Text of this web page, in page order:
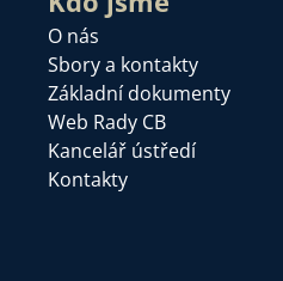
O nás
Sbory a kontakty
Základní dokumenty
Web Rady CB
Kancelář ústředí
Kontakty